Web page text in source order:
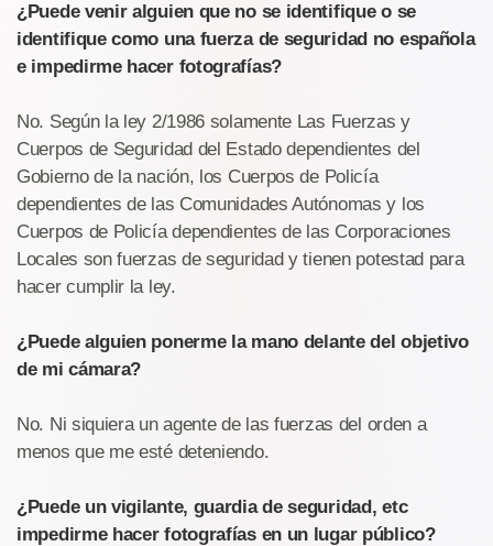
¿Puede venir alguien que no se identifique o se
identifique como una fuerza de seguridad no española
e impedirme hacer fotografías?
No. Según la ley 2/1986 solamente Las Fuerzas y
Cuerpos de Seguridad del Estado dependientes del
Gobierno de la nación, los Cuerpos de Policía
dependientes de las Comunidades Autónomas y los
Cuerpos de Policía dependientes de las Corporaciones
Locales son fuerzas de seguridad y tienen potestad para
hacer cumplir la ley.
¿Puede alguien ponerme la mano delante del objetivo
de mi cámara?
No. Ni siquiera un agente de las fuerzas del orden a
menos que me esté deteniendo.
¿Puede un vigilante, guardia de seguridad, etc
impedirme hacer fotografías en un lugar público?